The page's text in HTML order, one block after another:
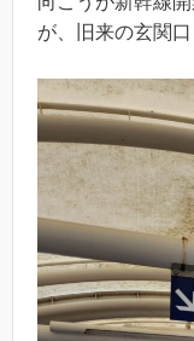
が、旧来の玄関